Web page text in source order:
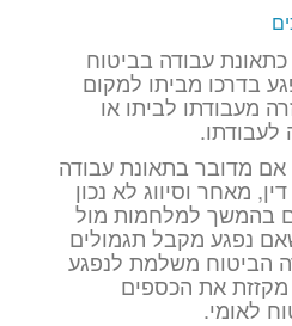
עבודה בביטוח
בדרכו מביתו למקום
מעבודתו לביתו או
אם מדובר בתאונת עבודה
מאחר וסיווג לא נכון
בהמשך למלחמות מול
נפגע מקבל תגמולים
הביטוח משלמת לנפגע
מקזזת את הכספים
לאומי.